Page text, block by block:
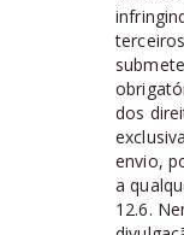
dos
envio,
a
12.6.